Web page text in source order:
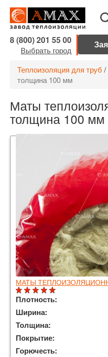
8 (800) 201 55 00
Выбрать город
Теплоизоляция для труб /
толщина 100 мм
Маты
толщина 100 мм
МАТЫ
Плотность:
Ширина:
Толщина:
Покрытие:
Горючесть: